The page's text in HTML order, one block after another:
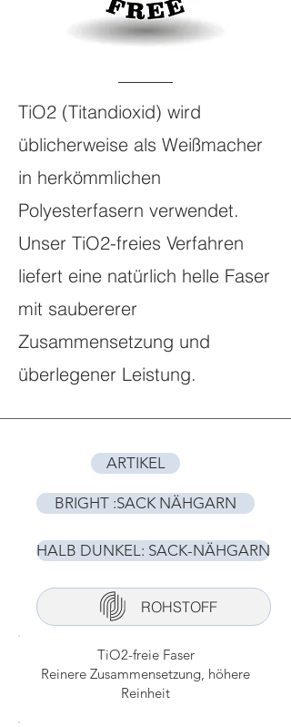
TiO2 (Titandioxid) wird
üblicherweise als Weißmacher
in herkömmlichen
Polyesterfasern verwendet.
Unser TiO2-freies Verfahren
liefert eine natürlich helle Faser
mit saubererer
Zusammensetzung und
überlegener Leistung.
ARTIKEL
BRIGHT :SACK NÄHGARN
HALB DUNKEL: SACK-NÄHGARN
ROHSTOFF
TiO2-freie Faser
Reinere Zusammensetzung, höhere
Reinheit